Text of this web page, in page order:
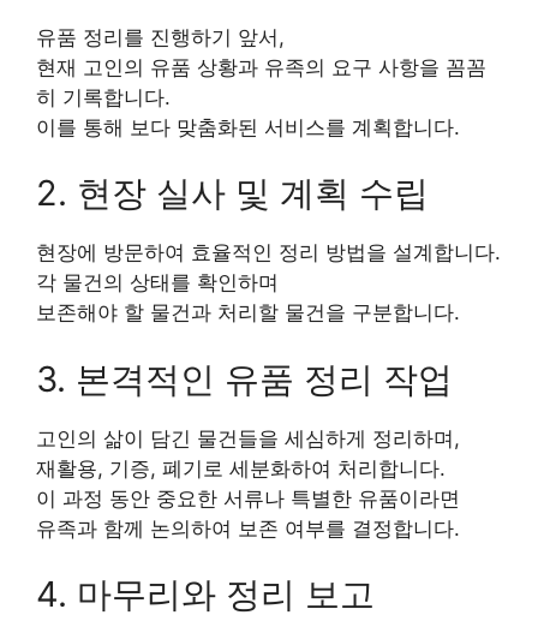
유품 정리를 진행하기 앞서,
현재 고인의 유품 상황과 유족의 요구 사항을 꼼꼼
히 기록합니다.
이를 통해 보다 맞춤화된 서비스를 계획합니다.
2. 현장 실사 및 계획 수립
현장에 방문하여 효율적인 정리 방법을 설계합니다.
각 물건의 상태를 확인하며
보존해야 할 물건과 처리할 물건을 구분합니다.
3. 본격적인 유품 정리 작업
고인의 삶이 담긴 물건들을 세심하게 정리하며,
재활용, 기증, 폐기로 세분화하여 처리합니다.
이 과정 동안 중요한 서류나 특별한 유품이라면
유족과 함께 논의하여 보존 여부를 결정합니다.
4. 마무리와 정리 보고